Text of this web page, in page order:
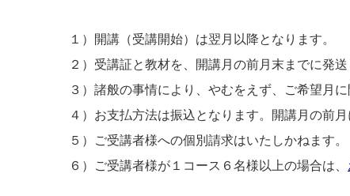
１）開講（受講開始）は翌月以降となります。
２）受講証と教材を、開講月の前月末までに発送
３）諸般の事情により、やむをえず、ご希望月
４）お支払方法は振込となります。開講月の前
５）ご受講者様への個別請求はいたしかねます。
６）ご受講者様が１コース６名様以上の場合は、